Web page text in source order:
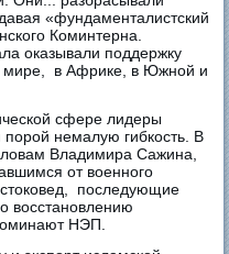
«фундаменталистский
Коминтерна.
оказывали поддержку
мире, в Африке, в Южной и
сфере лидеры
немалую гибкость. В
Владимира Сажина,
от военного
последующие
восстановлению
НЭП.